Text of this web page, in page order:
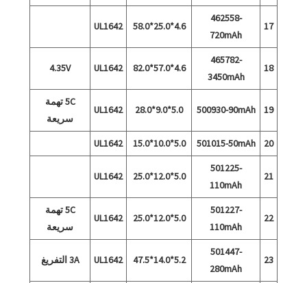
17
462558-
720mAh
4.6*25.0*58.0
UL1642
18
465782-
3450mAh
4.6*57.0*82.0
UL1642
4.35V
19
500930-90mAh
5.0*9.0*28.0
UL1642
5C تهمة
سريعة
20
501015-50mAh
5.0*10.0*15.0
UL1642
21
501225-
110mAh
5.0*12.0*25.0
UL1642
22
501227-
110mAh
5.0*12.0*25.0
UL1642
5C تهمة
سريعة
23
501447-
280mAh
5.2*14.0*47.5
UL1642 3A التفريغ